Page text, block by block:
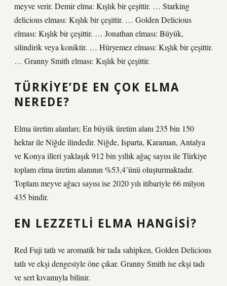
meyve verir. Demir elma: Kışlık bir çeşittir. … Starking
delicious elması: Kışlık bir çeşittir. … Golden Delicious
elması: Kışlık bir çeşittir. … Jonathan elması: Büyük,
silindirik veya koniktir. … Hüryemez elması: Kışlık bir çeşittir.
… Granny Smith elması: Kışlık bir çeşittir.
TÜRKIYE’DE EN ÇOK ELMA
NEREDE?
Elma üretim alanları; En büyük üretim alanı 235 bin 150
hektar ile Niğde ilindedir. Niğde, Isparta, Karaman, Antalya
ve Konya illeri yaklaşık 912 bin yıllık ağaç sayısı ile Türkiye
toplam elma üretim alanının %53,4’ünü oluşturmaktadır.
Toplam meyve ağacı sayısı ise 2020 yılı itibariyle 66 milyon
435 bindir.
EN LEZZETLI ELMA HANGISI?
Red Fuji tatlı ve aromatik bir tada sahipken, Golden Delicious
tatlı ve ekşi dengesiyle öne çıkar. Granny Smith ise ekşi tadı
ve sert kıvamıyla bilinir.